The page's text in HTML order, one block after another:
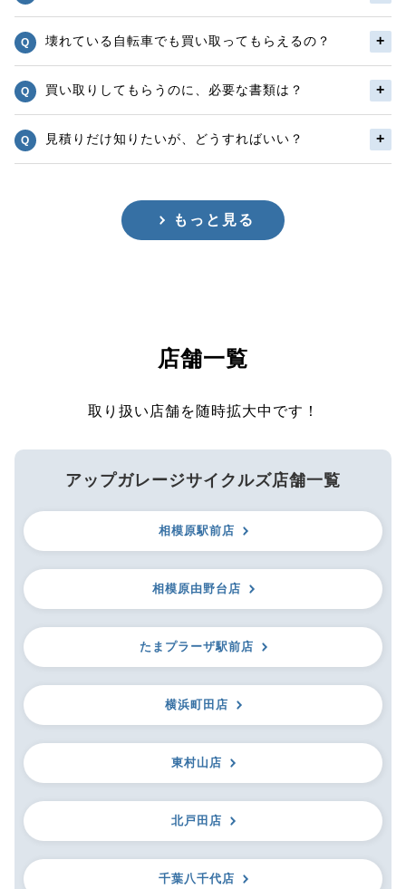
壊れている自転車でも買い取ってもらえるの？
買い取りしてもらうのに、必要な書類は？
見積りだけ知りたいが、どうすればいい？
もっと見る
店舗一覧
取り扱い店舗を随時拡大中です！
アップガレージサイクルズ店舗一覧
相模原駅前店
相模原由野台店
たまプラーザ駅前店
横浜町田店
東村山店
北戸田店
千葉八千代店